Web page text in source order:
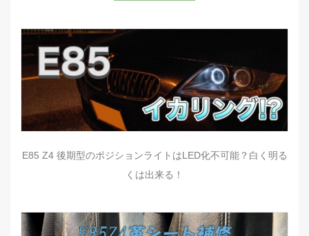
E85 Z4 後期型のポジションライトはLED化不可能？白く明る
くは出来る！